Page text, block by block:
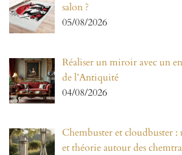
salon ?
05/08/2026
Réaliser un miroir avec un
de l’Antiquité
04/08/2026
Chembuster et cloudbuster
et théorie autour des